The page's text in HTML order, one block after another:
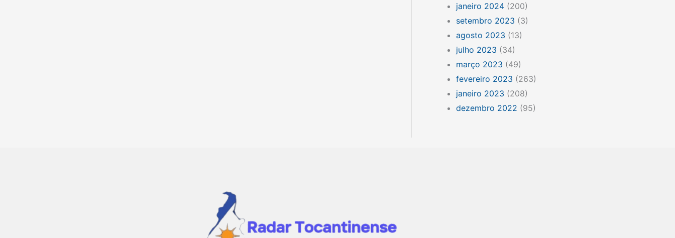
janeiro 2024 (200)
setembro 2023 (3)
agosto 2023 (13)
julho 2023 (34)
março 2023 (49)
fevereiro 2023 (263)
janeiro 2023 (208)
dezembro 2022 (95)